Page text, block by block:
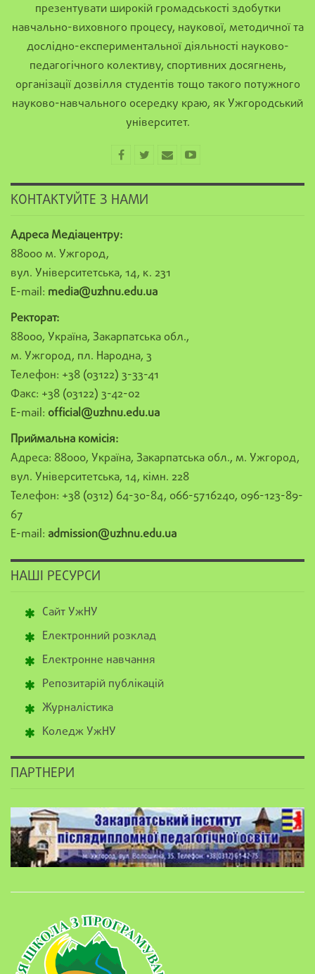
презентувати широкій громадськості здобутки
навчально-виховного процесу, наукової, методичної та
дослідно-експериментальної діяльності науково-
педагогічного колективу, спортивних досягнень,
організації дозвілля студентів тощо такого потужного
науково-навчального осередку краю, як Ужгородський
університет.
КОНТАКТУЙТЕ З НАМИ
Адреса Медіацентру:
88000 м. Ужгород,
вул. Університетська, 14, к. 231
E-mail: media@uzhnu.edu.ua
Ректорат:
88000, Україна, Закарпатська обл.,
м. Ужгород, пл. Народна, 3
Телефон: +38 (03122) 3-33-41
Факс: +38 (03122) 3-42-02
E-mail: official@uzhnu.edu.ua
Приймальна комісія:
Адреса: 88000, Україна, Закарпатська обл., м. Ужгород,
вул. Університетська, 14, кімн. 228
Телефон: +38 (0312) 64-30-84, 066-5716240, 096-123-89-
67
E-mail: admission@uzhnu.edu.ua
НАШІ РЕСУРСИ
Сайт УжНУ
Електронний розклад
Електронне навчання
Репозитарій публікацій
Журналістика
Коледж УжНУ
ПАРТНЕРИ